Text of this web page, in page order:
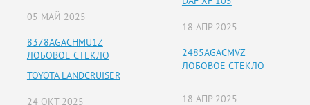
05 МАЙ 2025
8378AGACHMU1Z
ЛОБОВОЕ СТЕКЛО
TOYOTA LANDCRUISER
24 ОКТ 2025
18 АПР 2025
2485AGACMVZ
ЛОБОВОЕ СТЕКЛО
18 АПР 2025